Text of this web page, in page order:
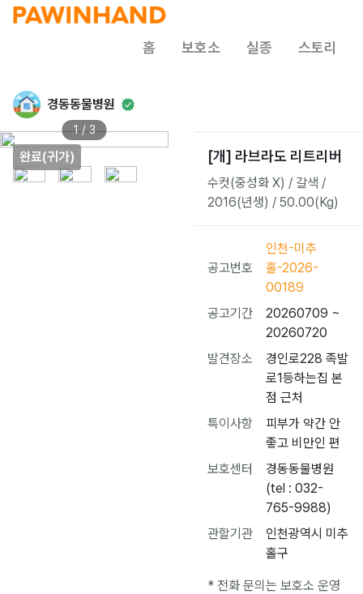
홈 보호소 실종 스토리
경동동물병원
완료(귀가)
1 / 3
[개] 라브라도 리트리버
수컷(중성화 X) / 갈색 /
2016(년생) / 50.00(Kg)
공고번호
인천-미추
홀-2026-
00189
공고기간
20260709 ~
20260720
발견장소
경인로228 족발
로1등하는집 본
점 근처
특이사항
피부가 약간 안
좋고 비만인 편
보호센터
경동동물병원
(tel : 032-
765-9988)
관할기관
인천광역시 미추
홀구
* 전화 문의는 보호소 운영